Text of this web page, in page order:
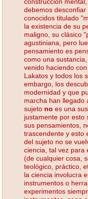
debemos
conocidos titulado
la existencia de su
maligno, su clásico
agustiniana, pero
pensamiento es
como una
venido haciendo
Lakatos y todos los
embargo, los
modernidad y que
marcha han llegado
sujeto no es una
justamente por esto
sus pensamientos,
trascendente y esto
del sujeto no se
ciencia, tal vez para
(de cualquier cosa,
teológico, práctico,
la ciencia involucra
instrumentos o
experimentos